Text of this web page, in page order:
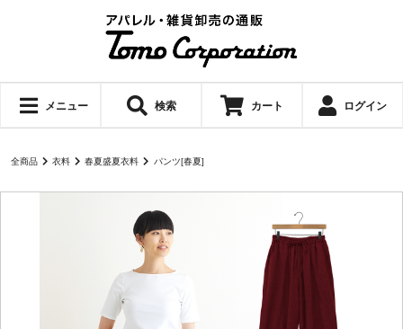
メニュー 検索 カート ログイン
全商品 衣料 春夏盛夏衣料 パンツ[春夏]